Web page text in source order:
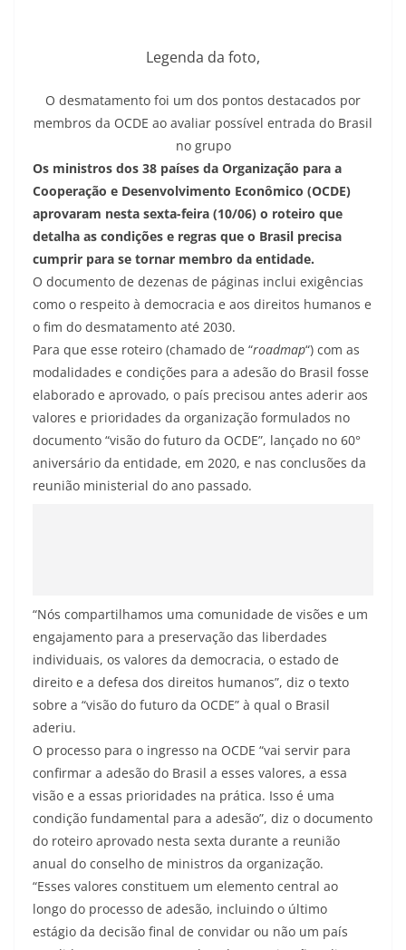
Legenda da foto,
O desmatamento foi um dos pontos destacados por
membros da OCDE ao avaliar possível entrada do Brasil
no grupo
Os ministros dos 38 países da Organização para a
Cooperação e Desenvolvimento Econômico (OCDE)
aprovaram nesta sexta-feira (10/06) o roteiro que
detalha as condições e regras que o Brasil precisa
cumprir para se tornar membro da entidade.
O documento de dezenas de páginas inclui exigências
como o respeito à democracia e aos direitos humanos e
o fim do desmatamento até 2030.
Para que esse roteiro (chamado de “roadmap“) com as
modalidades e condições para a adesão do Brasil fosse
elaborado e aprovado, o país precisou antes aderir aos
valores e prioridades da organização formulados no
documento “visão do futuro da OCDE”, lançado no 60°
aniversário da entidade, em 2020, e nas conclusões da
reunião ministerial do ano passado.
“Nós compartilhamos uma comunidade de visões e um
engajamento para a preservação das liberdades
individuais, os valores da democracia, o estado de
direito e a defesa dos direitos humanos”, diz o texto
sobre a “visão do futuro da OCDE” à qual o Brasil
aderiu.
O processo para o ingresso na OCDE “vai servir para
confirmar a adesão do Brasil a esses valores, a essa
visão e a essas prioridades na prática. Isso é uma
condição fundamental para a adesão”, diz o documento
do roteiro aprovado nesta sexta durante a reunião
anual do conselho de ministros da organização.
“Esses valores constituem um elemento central ao
longo do processo de adesão, incluindo o último
estágio da decisão final de convidar ou não um país